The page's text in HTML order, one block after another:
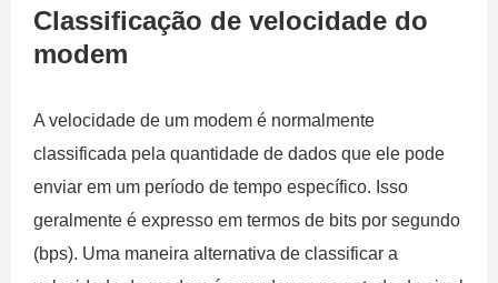
Classificação de velocidade do
modem
A velocidade de um modem é normalmente
classificada pela quantidade de dados que ele pode
enviar em um período de tempo específico. Isso
geralmente é expresso em termos de bits por segundo
(bps). Uma maneira alternativa de classificar a